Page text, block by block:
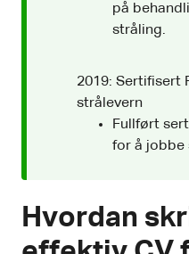
på
stråling.
2019: Sertifisert
strålevern
Fullført
for å jobbe
Hvordan